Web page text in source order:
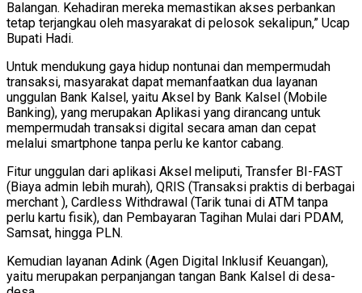
Balangan. Kehadiran mereka memastikan akses perbankan
tetap terjangkau oleh masyarakat di pelosok sekalipun,” Ucap
Bupati Hadi.
Untuk mendukung gaya hidup nontunai dan mempermudah
transaksi, masyarakat dapat memanfaatkan dua layanan
unggulan Bank Kalsel, yaitu Aksel by Bank Kalsel (Mobile
Banking), yang merupakan Aplikasi yang dirancang untuk
mempermudah transaksi digital secara aman dan cepat
melalui smartphone tanpa perlu ke kantor cabang.
Fitur unggulan dari aplikasi Aksel meliputi, Transfer BI-FAST
(Biaya admin lebih murah), QRIS (Transaksi praktis di berbagai
merchant ), Cardless Withdrawal (Tarik tunai di ATM tanpa
perlu kartu fisik), dan Pembayaran Tagihan Mulai dari PDAM,
Samsat, hingga PLN.
Kemudian layanan Adink (Agen Digital Inklusif Keuangan),
yaitu merupakan perpanjangan tangan Bank Kalsel di desa-